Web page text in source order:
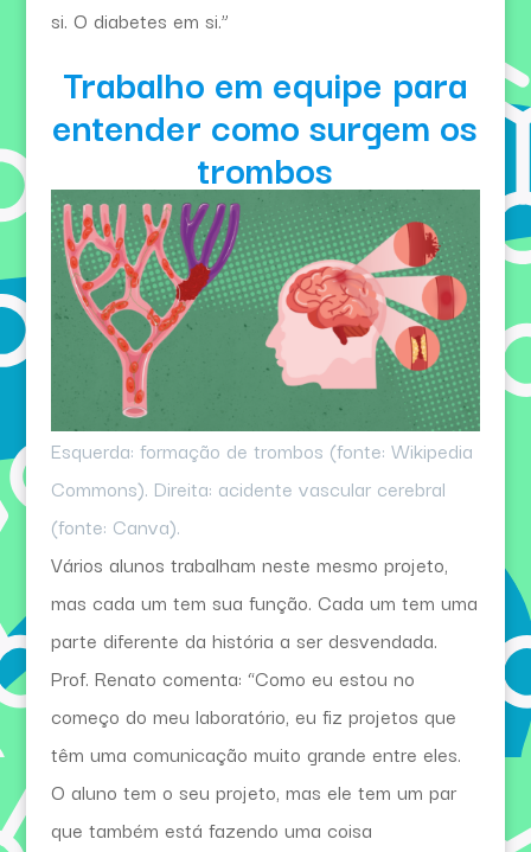
si. O diabetes em si.”
Trabalho em equipe para
entender como surgem os
trombos
Esquerda: formação de trombos (fonte: Wikipedia
Commons). Direita: acidente vascular cerebral
(fonte: Canva).
Vários alunos trabalham neste mesmo projeto,
mas cada um tem sua função. Cada um tem uma
parte diferente da história a ser desvendada.
Prof. Renato comenta: “Como eu estou no
começo do meu laboratório, eu fiz projetos que
têm uma comunicação muito grande entre eles.
O aluno tem o seu projeto, mas ele tem um par
que também está fazendo uma coisa